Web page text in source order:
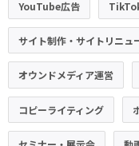
YouTube広告
サイト制作・サイトリニュ
オウンドメディア運営
コピーライティング